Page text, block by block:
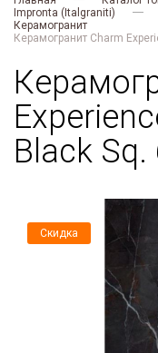
Impronta (Italgraniti)
Керамогранит
Керамогранит Charm
Black Sq.
Скидка